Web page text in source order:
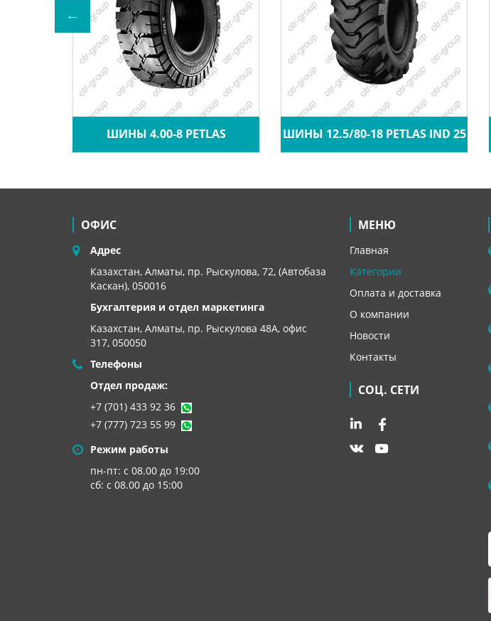
ШИНЫ 4.00-8 PETLAS ШИНЫ 12.5/80-18 PETLAS IND 25
ОФИС
Адрес
Казахстан, Алматы, пр. Рыскулова, 72, (Автобаза
Каскан), 050016
Бухгалтерия и отдел маркетинга
Казахстан, Алматы, пр. Рыскулова 48А, офис
317, 050050
Телефоны
Отдел продаж:
+7 (701) 433 92 36
+7 (777) 723 55 99
Режим работы
пн-пт: с 08.00 до 19:00
сб: с 08.00 до 15:00
МЕНЮ
Главная
Категории
Оплата и доставка
О компании
Новости
Контакты
СОЦ. СЕТИ